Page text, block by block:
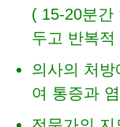
( 15-20분간
두고 반복적
의사의 처
여 통증과